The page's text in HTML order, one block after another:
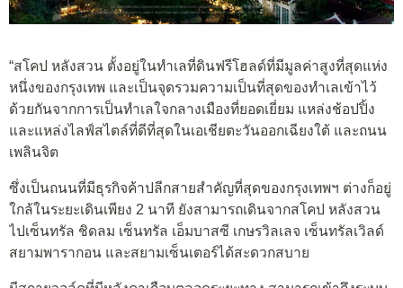
“สโคป หลังสวน ตั้งอยู่ในทำเลที่ดินฟรีโฮลด์ที่มีมูลค่าสูงที่สุดแห่ง
หนึ่งของกรุงเทพ และเป็นจุดรวมความเป็นที่สุดของทำเลเข้าไว้
ด้วยกันจากการเป็นทำเลใจกลางเมืองที่ยอดเยี่ยม แหล่งช้อปปิ้ง
และแหล่งไลฟ์สไตล์ที่ดีที่สุดในเอเชียตะวันออกเฉียงใต้ และถนน
เพลินจิต
ซึ่งเป็นถนนที่มีธุรกิจค้าปลีกสายสำคัญที่สุดของกรุงเทพฯ ต่างก็อยู่
ใกล้ในระยะเดินเพียง 2 นาที ยังสามารถเดินจากสโคป หลังสวน
ไปเซ็นทรัล ชิดลม เซ็นทรัล เอ็มบาสซี เกษรวิลเลจ เซ็นทรัลเวิลด์
สยามพารากอน และสยามเซ็นเตอร์ได้สะดวกสบาย